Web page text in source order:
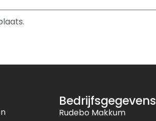
Bedrijfsgegevens
Rudebo Makkum